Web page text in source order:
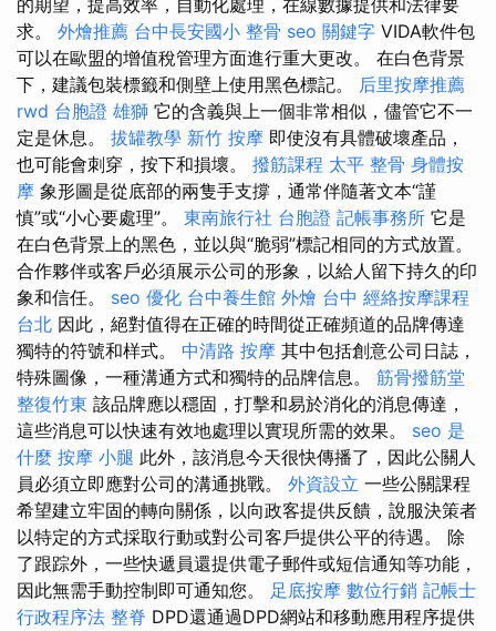
的期望，提高效率，自動化處理，在線數據提供和法律要
求。 外燴推薦 台中長安國小 整骨 seo 關鍵字 VIDA軟件包
可以在歐盟的增值稅管理方面進行重大更改。 在白色背景
下，建議包裝標籤和側壁上使用黑色標記。 后里按摩推薦
rwd 台胞證 雄獅 它的含義與上一個非常相似，儘管它不一
定是休息。 拔罐教學 新竹 按摩 即使沒有具體破壞產品，
也可能會刺穿，按下和損壞。 撥筋課程 太平 整骨 身體按
摩 象形圖是從底部的兩隻手支撐，通常伴隨著文本“謹
慎”或“小心要處理”。 東南旅行社 台胞證 記帳事務所 它是
在白色背景上的黑色，並以與“脆弱”標記相同的方式放置。
合作夥伴或客戶必須展示公司的形象，以給人留下持久的印
象和信任。 seo 優化 台中養生館 外燴 台中 經絡按摩課程
台北 因此，絕對值得在正確的時間從正確頻道的品牌傳達
獨特的符號和样式。 中清路 按摩 其中包括創意公司日誌，
特殊圖像，一種溝通方式和獨特的品牌信息。 筋骨撥筋堂
整復竹東 該品牌應以穩固，打擊和易於消化的消息傳達，
這些消息可以快速有效地處理以實現所需的效果。 seo 是
什麼 按摩 小腿 此外，該消息今天很快傳播了，因此公關人
員必須立即應對公司的溝通挑戰。 外資設立 一些公關課程
希望建立牢固的轉向關係，以向政客提供反饋，說服決策者
以特定的方式採取行動或對公司客戶提供公平的待遇。 除
了跟踪外，一些快遞員還提供電子郵件或短信通知等功能，
因此無需手動控制即可通知您。 足底按摩 數位行銷 記帳士
行政程序法 整脊 DPD還通過DPD網站和移動應用程序提供